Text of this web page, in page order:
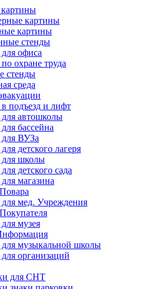
картины
картины
стенды
офиса
охране труда
стенды
среда
подъезд и лифт
автошколы
бассейна
ВУЗа
детского лагеря
школы
детского сада
магазина
мед. Учреждения
музея
музыкальной школы
организаций
для СНТ